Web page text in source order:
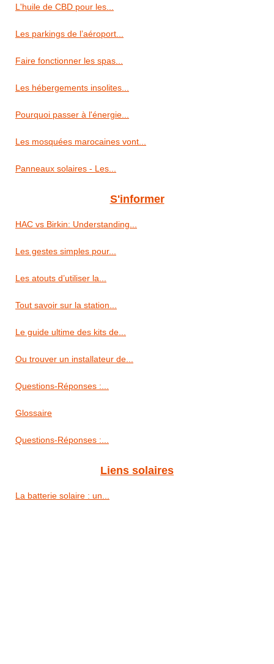
L'huile de CBD pour les...
Les parkings de l’aéroport...
Faire fonctionner les spas...
Les hébergements insolites...
Pourquoi passer à l'énergie...
Les mosquées marocaines vont...
Panneaux solaires - Les...
S'informer
HAC vs Birkin: Understanding...
Les gestes simples pour...
Les atouts d’utiliser la...
Tout savoir sur la station...
Le guide ultime des kits de...
Ou trouver un installateur de...
Questions-Réponses :...
Glossaire
Questions-Réponses :...
Liens solaires
La batterie solaire : un...